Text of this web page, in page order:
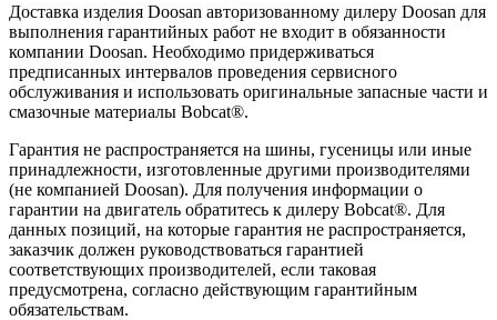
Доставка изделия Doosan авторизованному дилеру Doosan для
выполнения гарантийных работ не входит в обязанности
компании Doosan. Необходимо придерживаться
предписанных интервалов проведения сервисного
обслуживания и использовать оригинальные запасные части и
смазочные материалы Bobcat®.
Гарантия не распространяется на шины, гусеницы или иные
принадлежности, изготовленные другими производителями
(не компанией Doosan). Для получения информации о
гарантии на двигатель обратитесь к дилеру Bobcat®. Для
данных позиций, на которые гарантия не распространяется,
заказчик должен руководствоваться гарантией
соответствующих производителей, если таковая
предусмотрена, согласно действующим гарантийным
обязательствам.